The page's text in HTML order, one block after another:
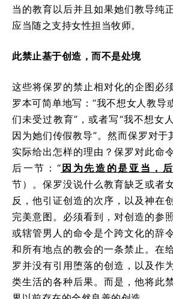
当的教育以后并且如果她们教导纯
应当随之支持女性担当牧师。
此禁止基于创造，而不是处境
这些将保罗的禁止相对化的企图必
罗本可简单地写：“我不想女人教导
们未受过教育”，或者写“我不想女
因为她们传假教导”。然而保罗对
实际给出怎样的理由？保罗对此命
后一节：“ 因为先造的是亚当，
节）。保罗没说什么教育缺乏或者
反，他引证创造的次序，以及神在
完美意图。必须看到，对创造的参
或辖管男人的命令是个跨文化的辞
和所有地点的教会的一条禁止。在
罗并没有引用堕落的创造，以及作
类生活的各种后果。而是，他将此